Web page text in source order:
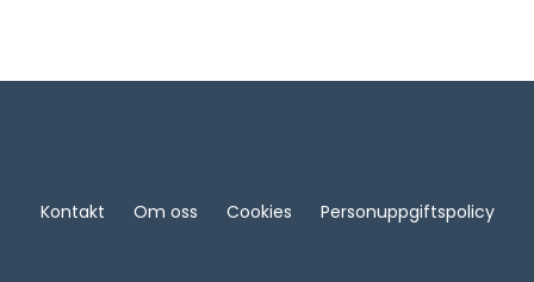
Kontakt Om oss Cookies Personuppgiftspolicy